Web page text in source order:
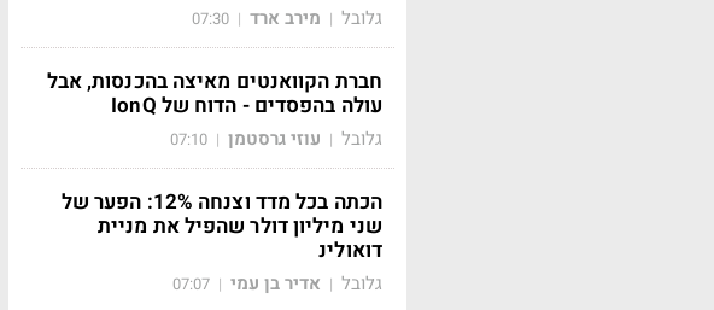
גלובל | מירב ארד |
07:30
חברת הקוואנטים מאיצה בהכנסות, אבל
עולה בהפסדים - הדוח של IonQ
גלובל | עוזי גרסטמן |
07:10
הכתה בכל מדד וצנחה 12%: הפער של
שני מיליון דולר שהפיל את מניית
דואולינ
גלובל | אדיר בן עמי |
07:07